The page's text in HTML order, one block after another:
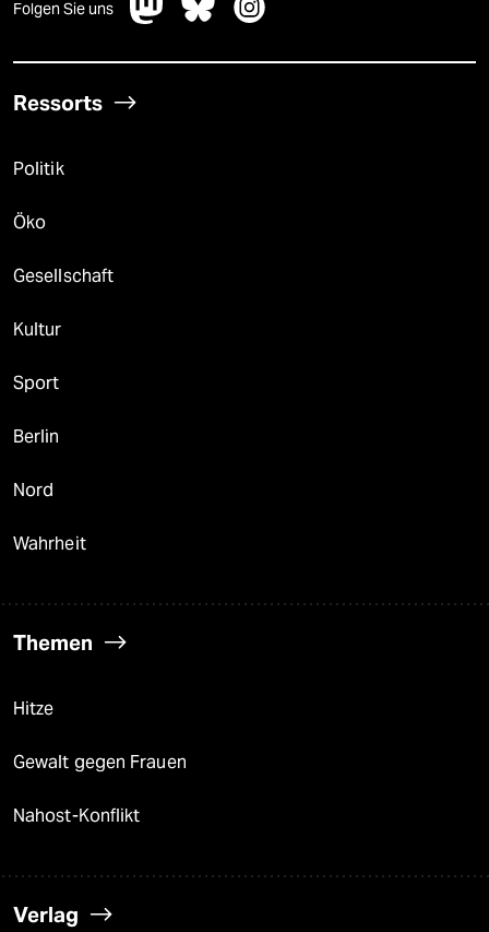
Folgen Sie uns
Ressorts
Politik
Öko
Gesellschaft
Kultur
Sport
Berlin
Nord
Wahrheit
Themen
Hitze
Gewalt gegen Frauen
Nahost-Konflikt
Verlag